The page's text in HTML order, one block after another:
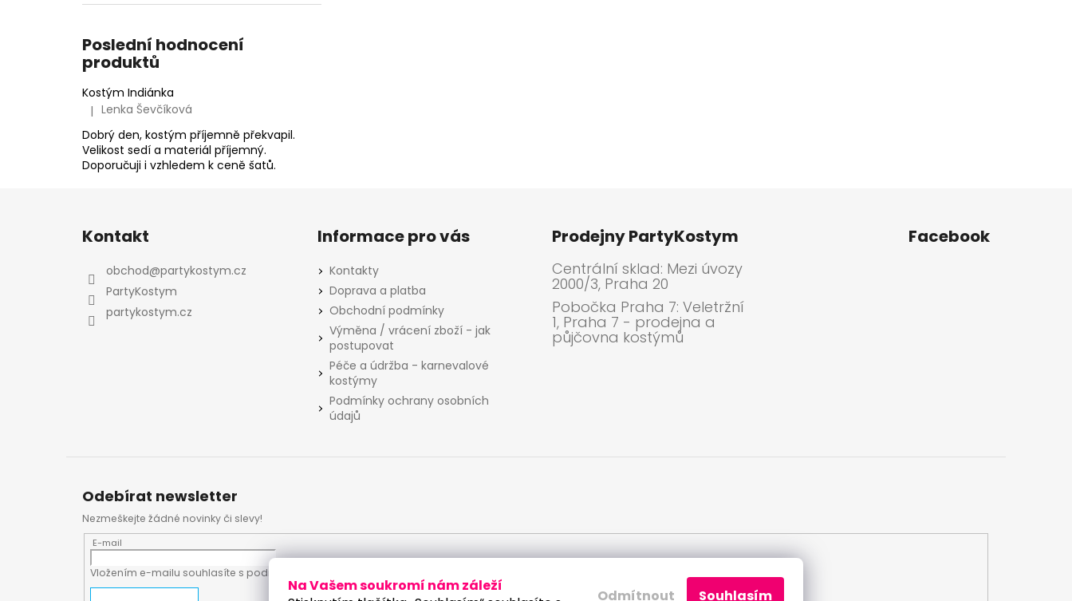
Na Vašem soukromí nám záleží
Odmítnout Souhlasím
Poslední hodnocení
produktů
Kostým Indiánka
Hodnocení produktu je 5 z 5 hvězdiček.
| Lenka Ševčíková
Dobrý den, kostým příjemně překvapil.
Velikost sedí a materiál příjemný.
Doporučuji i vzhledem k ceně šatů.
Odebírat newsletter
Nezmeškejte žádné novinky či slevy!
E-mail
Vložením e-mailu souhlasíte s podmínkami ochrany osobních údajů
Kontakt
obchod@partykostym.cz
PartyKostym
partykostym.cz
Informace pro vás
Kontakty
Doprava a platba
Obchodní podmínky
Výměna / vrácení zboží - jak
postupovat
Péče a údržba - karnevalové
kostýmy
Podmínky ochrany osobních
údajů
Prodejny PartyKostym
Centrální sklad: Mezi úvozy
2000/3, Praha 20
Pobočka Praha 7: Veletržní
1, Praha 7 - prodejna a
půjčovna kostýmů
Facebook